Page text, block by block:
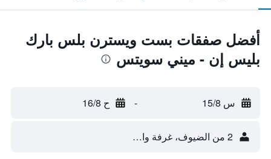
أفضل صفقات بست ويسترن بلس بارك
بليس إن - ميني سويتس
س 15/8 - ح 16/8
2 من الضيوف، غرفة واحدة